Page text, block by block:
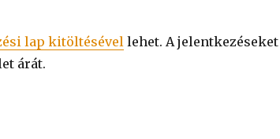
lap kitöltésévellehet. A jelentkezéseket
árát.